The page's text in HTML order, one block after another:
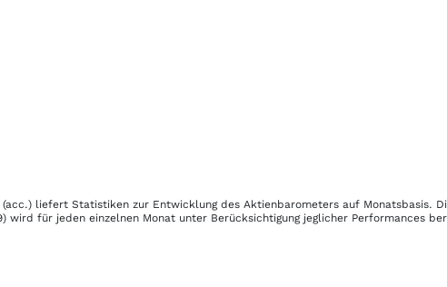
(acc.) liefert Statistiken zur Entwicklung des Aktienbarometers auf Monatsbasis.
wird für jeden einzelnen Monat unter Berücksichtigung jeglicher Performances